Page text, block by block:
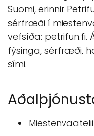
Suomi, erinnir
sérfræði í
vefsíða: petrifun.fi.
fýsinga, sérfræði,
sími.